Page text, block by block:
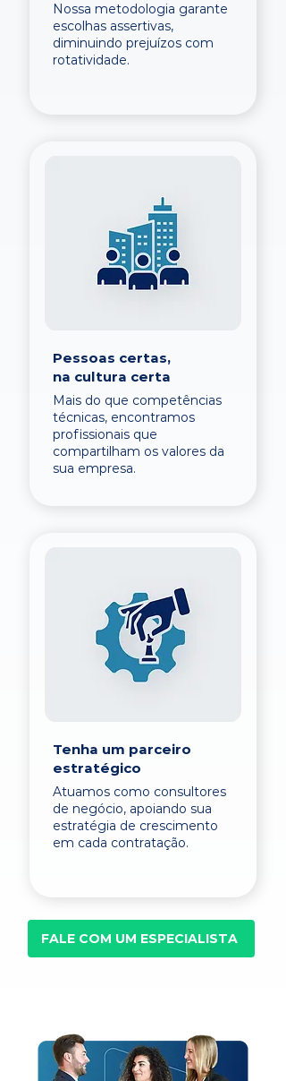
Nossa metodologia garante
escolhas assertivas,
diminuindo prejuízos com
rotatividade.
Pessoas certas,
na cultura certa
Mais do que competências
técnicas, encontramos
profissionais que
compartilham os valores da
sua empresa.
Tenha um parceiro
estratégico
Atuamos como consultores
de negócio, apoiando sua
estratégia de crescimento
em cada contratação.
FALE COM UM ESPECIALISTA